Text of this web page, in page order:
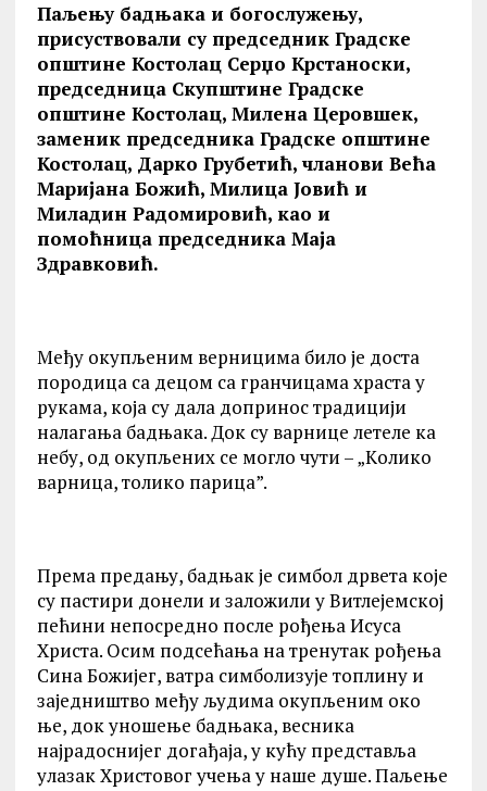
Паљењу бадњака и богослужењу,
присуствовали су председник Градске
општине Костолац Серџо Крстаноски,
председница Скупштине Градске
општине Костолац, Милена Церовшек,
заменик председника Градске општине
Костолац, Дарко Грубетић, чланови Већа
Маријана Божић, Милица Јовић и
Миладин Радомировић, као и
помоћница председника Маја
Здравковић.
Међу окупљеним верницима било је доста
породица са децом са гранчицама храста у
рукама, која су дала допринос традицији
налагања бадњака. Док су варнице летеле ка
небу, од окупљених се могло чути – „Kолико
варница, толико парица”.
Према предању, бадњак је симбол дрвета које
су пастири донели и заложили у Витлејемској
пећини непосредно после рођења Исуса
Христа. Осим подсећања на тренутак рођења
Сина Божијег, ватра симболизује топлину и
заједништво међу људима окупљеним око
ње, док уношење бадњака, весника
најрадоснијег догађаја, у кућу представља
улазак Христовог учења у наше душе. Паљење